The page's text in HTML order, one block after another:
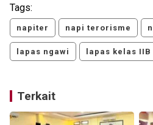
Tags:
napiter napi terorisme
lapas ngawi lapas kelas
Terkait